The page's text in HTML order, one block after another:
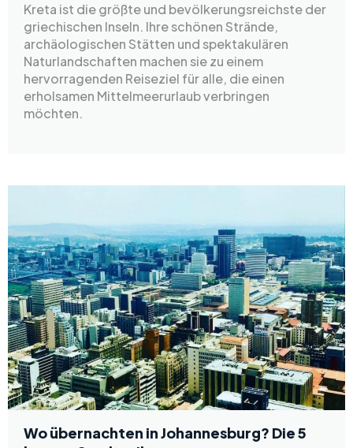
Kreta ist die größte und bevölkerungsreichste der
griechischen Inseln. Ihre schönen Strände,
archäologischen Stätten und spektakulären
Naturlandschaften machen sie zu einem
hervorragenden Reiseziel für alle, die einen
erholsamen Mittelmeerurlaub verbringen
möchten.
Wo übernachten in Johannesburg? Die 5